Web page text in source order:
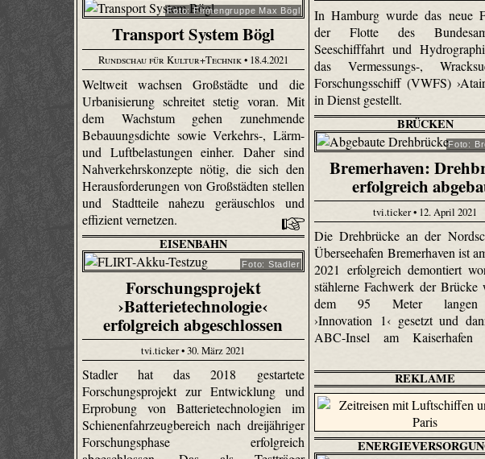
In Hamburg wurde das neue
der Flotte des
Seeschifffahrt und
das Vermessungs-,
Forschungsschiff (VWFS)
in Dienst gestellt.
Foto: Firmengruppe Max Bögl
Transport System Bögl
Rundschau für Kultur+Technik• 18.4.2021
Weltweit wachsen Großstädte und die
Urbanisierung schreitet stetig voran. Mit
dem Wachstum gehen zunehmende
Bebauungsdichte sowie Verkehrs-, Lärm-
und Luftbelastungen einher. Daher sind
Nahverkehrskonzepte nötig, die sich den
Herausforderungen von Großstädten stellen
und Stadtteile nahezu geräuschlos und
effizient vernetzen.
BRÜCKEN
Foto:
Bremerhaven:
erfolgreich
tvi.ticker • 12. April 2021
Die Drehbrücke an der
Überseehafen Bremerhaven ist
2021 erfolgreich demontiert
stählerne Fachwerk der Brücke
dem 95 Meter langen
›Innovation 1‹ gesetzt und
ABC-Insel am Kaiserhafen
EISENBAHN
Foto: Stadler
Forschungsprojekt
›Batterietechnologie‹
erfolgreich abgeschlossen
tvi.ticker • 30. März 2021
Stadler hat das 2018 gestartete
Forschungsprojekt zur Entwicklung und
Erprobung von Batterietechnologien im
Schienenfahrzeugbereich nach dreijähriger
Forschungsphase erfolgreich
REKLAME